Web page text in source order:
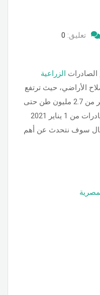
تعليق: 0
الصادرات الزراعية
الأراضي، حيث ترتفع
حجم تلك الصادرات ليصل إلى أكثر من 2.7 مليون طن حتى
هذا الوقت، كما وصل إجمالي الصادرات من 1 يناير 2021
هذا المقال سوف نتحدث عن أهم